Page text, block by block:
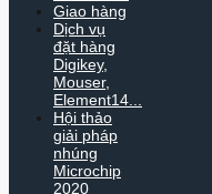
Giao hàng
Dịch vụ
đặt hàng
Digikey,
Mouser,
Element14...
Hội thảo
giải pháp
nhúng
Microchip
2020